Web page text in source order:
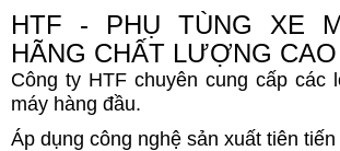
HTF - PHỤ TÙNG XE
HÃNG CHẤT LƯỢNG CAO
Công ty HTF chuyên cung cấp các
máy hàng đầu.
Áp dụng công nghệ sản xuất tiên